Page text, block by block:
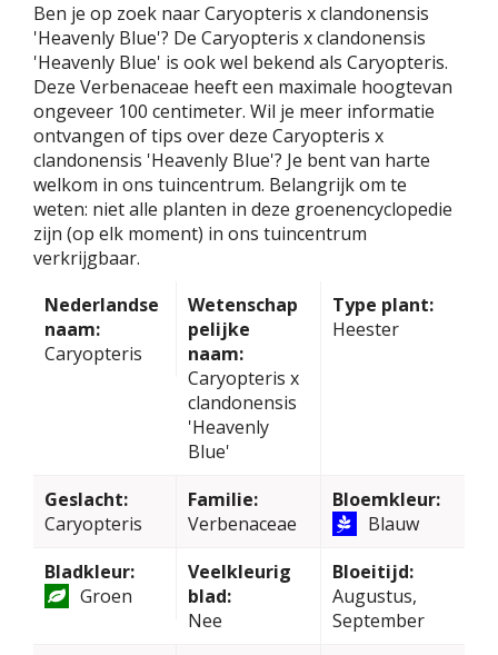
Ben je op zoek naar Caryopteris x clandonensis
'Heavenly Blue'? De Caryopteris x clandonensis
'Heavenly Blue' is ook wel bekend als Caryopteris.
Deze Verbenaceae heeft een maximale hoogtevan
ongeveer 100 centimeter. Wil je meer informatie
ontvangen of tips over deze Caryopteris x
clandonensis 'Heavenly Blue'? Je bent van harte
welkom in ons tuincentrum. Belangrijk om te
weten: niet alle planten in deze groenencyclopedie
zijn (op elk moment) in ons tuincentrum
verkrijgbaar.
Nederlandse
naam:
Caryopteris
Wetenschap
pelijke
naam:
Caryopteris x
clandonensis
'Heavenly
Blue'
Type plant:
Heester
Geslacht:
Caryopteris
Familie:
Verbenaceae
Bloemkleur:
Blauw
Bladkleur:
Groen
Veelkleurig
blad:
Nee
Bloeitijd:
Augustus,
September